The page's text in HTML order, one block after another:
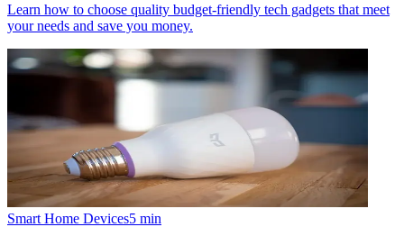
Learn how to choose quality budget-friendly tech gadgets that meet
your needs and save you money.
Smart Home Devices5 min